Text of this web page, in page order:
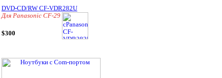
DVD-CD/RW CF-VDR282U
Для Panasonic CF-29
$300